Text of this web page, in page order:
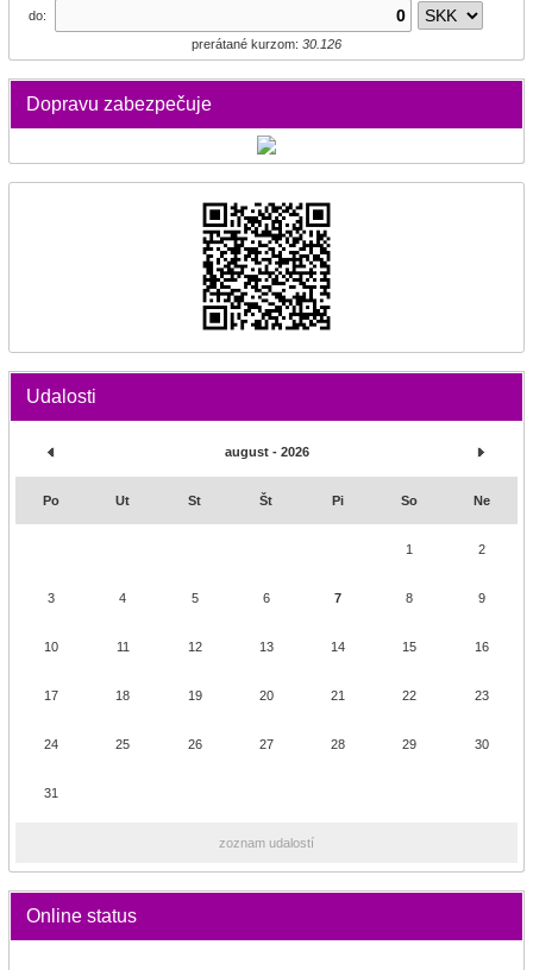
do:
prerátané kurzom: 30.126
Dopravu zabezpečuje
Udalosti
august - 2026
Po Ut St Št Pi So Ne
1 2
3 4 5 6 7 8 9
10 11 12 13 14 15 16
17 18 19 20 21 22 23
24 25 26 27 28 29 30
31
zoznam udalostí
Online status